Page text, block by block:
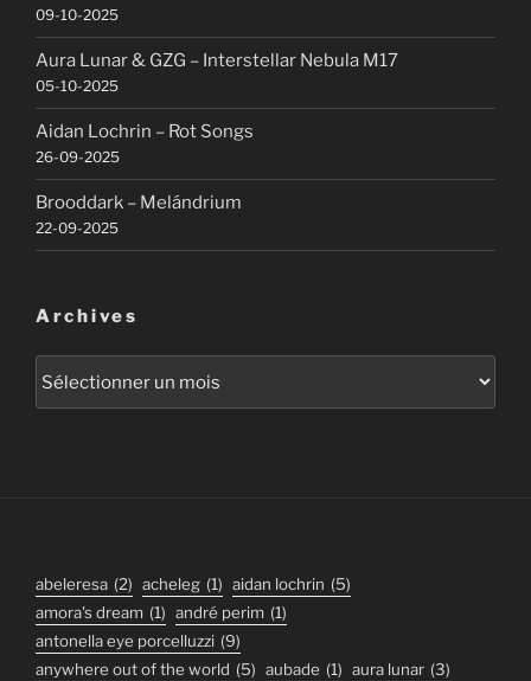
09-10-2025
Aura Lunar & GZG – Interstellar Nebula M17
05-10-2025
Aidan Lochrin – Rot Songs
26-09-2025
Brooddark – Melándrium
22-09-2025
Archives
abeleresa (2) acheleg (1) aidan lochrin (5)
amora's dream (1) andré perim (1)
antonella eye porcelluzzi (9)
anywhere out of the world (5) aubade (1) aura lunar (3)